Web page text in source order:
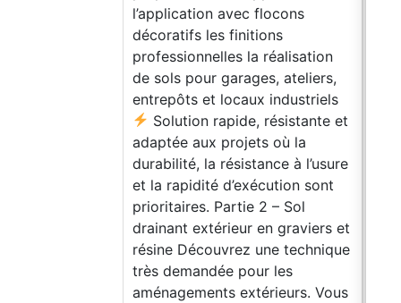
l’application avec flocons
décoratifs les finitions
professionnelles la réalisation
de sols pour garages, ateliers,
entrepôts et locaux industriels
Solution rapide, résistante et
adaptée aux projets où la
durabilité, la résistance à l’usure
et la rapidité d’exécution sont
prioritaires. Partie 2 – Sol
drainant extérieur en graviers et
résine Découvrez une technique
très demandée pour les
aménagements extérieurs. Vous